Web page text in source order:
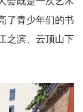
了青少年们的书
之滨、云顶山下